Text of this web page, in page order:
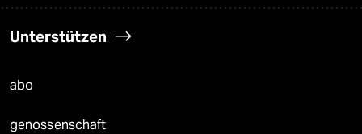
Unterstützen
abo
genossenschaft